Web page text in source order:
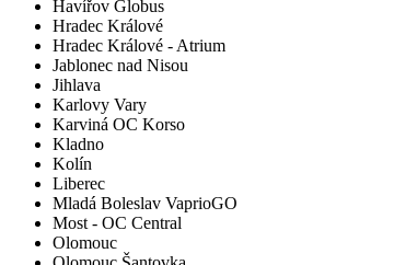
Havířov Globus
Hradec Králové
Hradec Králové - Atrium
Jablonec nad Nisou
Jihlava
Karlovy Vary
Karviná OC Korso
Kladno
Kolín
Liberec
Mladá Boleslav VaprioGO
Most - OC Central
Olomouc